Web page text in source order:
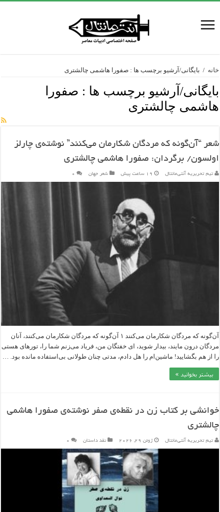
خانه / بایگانی/آرشیو برچسب ها : صفورا هاشمی چالشتری
بایگانی/آرشیو برچسب ها : صفورا
هاشمی چالشتری
شعر “آن‌گونه که مردگان شکارمان می‌کنند” نوشته‌ی چارلز
اولسون/ برگردان: صفورا هاشمی چالشتری
تیم تحریریه آنتی‌مانتال 19 ساعت پیش شعر جهان ۰
آن‌گونه که مردگان شکارمان می‌کنند ۱ آن‌گونه که مردگان شکارمان می‌کنند، آنان
مردگان درون مایند، بیدار شوید، ای خفتگان من، فریاد می‌زنم شما را، تورهای هستی
را از هم بگشایید! ماشین‌ام را هل دادم، مدتی چنان طولانی بی‌استفاده مانده بود. …
بیشتر بخوانید »
خوانشی بر کتاب زن در نقطه‌ی صفر نوشته‌ی صفورا هاشمی
چالشتری
تیم تحریریه آنتی‌مانتال ژوئن 29, 2026 نقد داستان ۰